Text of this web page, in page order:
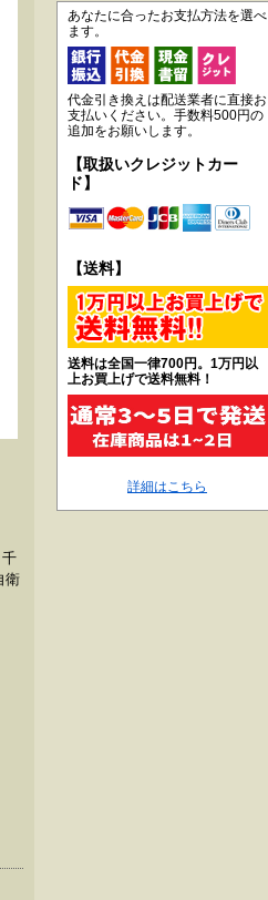
衛
あなたに合ったお支払方法を選べ
ます。
代金引き換えは配送業者に直接お
支払いください。手数料500円の
追加をお願いします。
【取扱いクレジットカー
ド】
【送料】
送料は全国一律700円。1万円以
上お買上げで送料無料！
詳細はこちら